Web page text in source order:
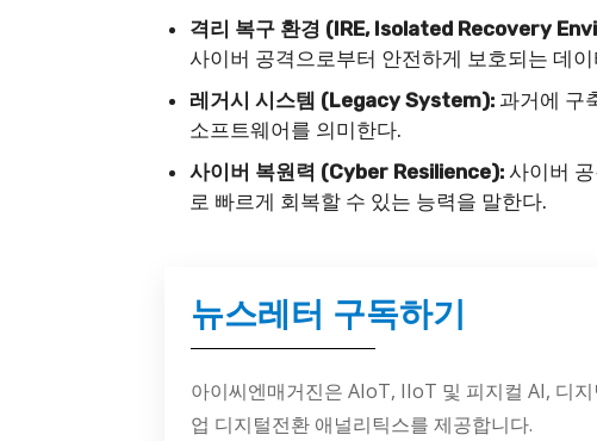
격리 복구 환경 (IRE, Isolated Recovery
사이버 공격으로부터 안전하게 보호되는 데
레거시 시스템 (Legacy System): 과거에 구
소프트웨어를 의미한다.
사이버 복원력 (Cyber Resilience): 사이버
로 빠르게 회복할 수 있는 능력을 말한다.
뉴스레터 구독하기
아이씨엔매거진은 AIoT, IIoT 및 피지컬 AI, 디
업 디지털전환 애널리틱스를 제공합니다.